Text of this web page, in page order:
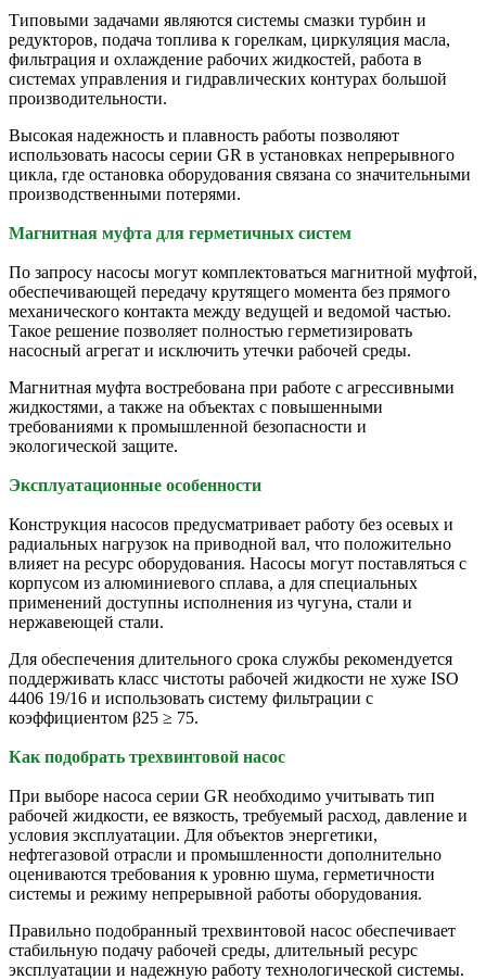
Типовыми задачами являются системы смазки турбин и
редукторов, подача топлива к горелкам, циркуляция масла,
фильтрация и охлаждение рабочих жидкостей, работа в
системах управления и гидравлических контурах большой
производительности.
Высокая надежность и плавность работы позволяют
использовать насосы серии GR в установках непрерывного
цикла, где остановка оборудования связана со значительными
производственными потерями.
Магнитная муфта для герметичных систем
По запросу насосы могут комплектоваться магнитной муфтой,
обеспечивающей передачу крутящего момента без прямого
механического контакта между ведущей и ведомой частью.
Такое решение позволяет полностью герметизировать
насосный агрегат и исключить утечки рабочей среды.
Магнитная муфта востребована при работе с агрессивными
жидкостями, а также на объектах с повышенными
требованиями к промышленной безопасности и
экологической защите.
Эксплуатационные особенности
Конструкция насосов предусматривает работу без осевых и
радиальных нагрузок на приводной вал, что положительно
влияет на ресурс оборудования. Насосы могут поставляться с
корпусом из алюминиевого сплава, а для специальных
применений доступны исполнения из чугуна, стали и
нержавеющей стали.
Для обеспечения длительного срока службы рекомендуется
поддерживать класс чистоты рабочей жидкости не хуже ISO
4406 19/16 и использовать систему фильтрации с
коэффициентом β25 ≥ 75.
Как подобрать трехвинтовой насос
При выборе насоса серии GR необходимо учитывать тип
рабочей жидкости, ее вязкость, требуемый расход, давление и
условия эксплуатации. Для объектов энергетики,
нефтегазовой отрасли и промышленности дополнительно
оцениваются требования к уровню шума, герметичности
системы и режиму непрерывной работы оборудования.
Правильно подобранный трехвинтовой насос обеспечивает
стабильную подачу рабочей среды, длительный ресурс
эксплуатации и надежную работу технологической системы.